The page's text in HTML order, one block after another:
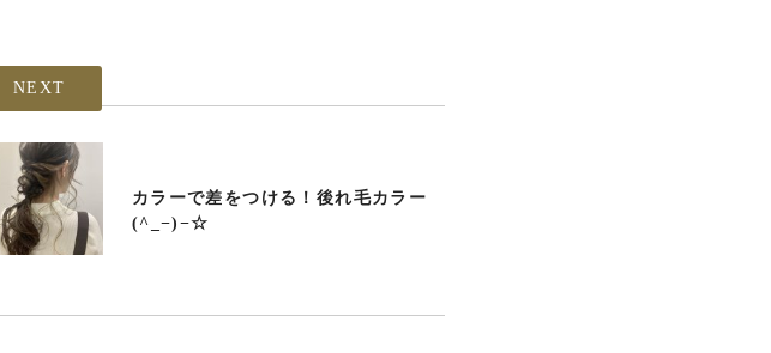
NEXT
カラーで差をつける！後れ毛カラー
(^_−)−☆